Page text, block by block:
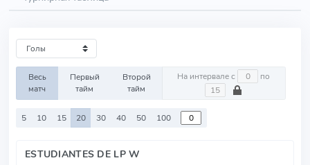
Весь
матч
Первый
тайм
Второй
тайм
На интервале с по
5 10 15 20 30 40 50 100
ESTUDIANTES DE LP W